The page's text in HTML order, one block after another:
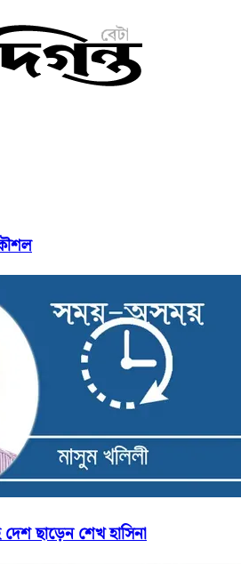
ছাড়েন শেখ হাসিনা